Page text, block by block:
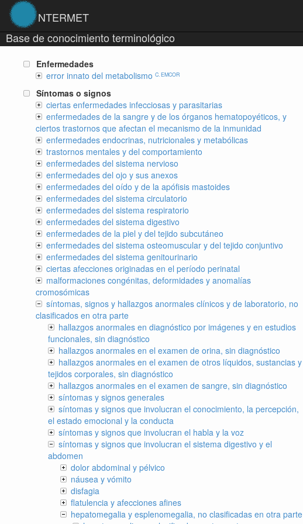
NTERMET
Base de conocimiento terminológico
Enfermedades
error innato del metabolismo C. EMCOR
Síntomas o signos
ciertas enfermedades infecciosas y parasitarias
enfermedades de la sangre y de los órganos hematopoyéticos, y
ciertos trastornos que afectan el mecanismo de la inmunidad
enfermedades endocrinas, nutricionales y metabólicas
trastornos mentales y del comportamiento
enfermedades del sistema nervioso
enfermedades del ojo y sus anexos
enfermedades del oído y de la apófisis mastoides
enfermedades del sistema circulatorio
enfermedades del sistema respiratorio
enfermedades del sistema digestivo
enfermedades de la piel y del tejido subcutáneo
enfermedades del sistema osteomuscular y del tejido conjuntivo
enfermedades del sistema genitourinario
ciertas afecciones originadas en el período perinatal
malformaciones congénitas, deformidades y anomalías
cromosómicas
síntomas, signos y hallazgos anormales clínicos y de laboratorio, no
clasificados en otra parte
hallazgos anormales en diagnóstico por imágenes y en estudios
funcionales, sin diagnóstico
hallazgos anormales en el examen de orina, sin diagnóstico
hallazgos anormales en el examen de otros líquidos, sustancias y
tejidos corporales, sin diagnóstico
hallazgos anormales en el examen de sangre, sin diagnóstico
síntomas y signos generales
síntomas y signos que involucran el conocimiento, la percepción,
el estado emocional y la conducta
síntomas y signos que involucran el habla y la voz
síntomas y signos que involucran el sistema digestivo y el
abdomen
dolor abdominal y pélvico
náusea y vómito
disfagia
flatulencia y afecciones afines
hepatomegalia y esplenomegalia, no clasificadas en otra parte